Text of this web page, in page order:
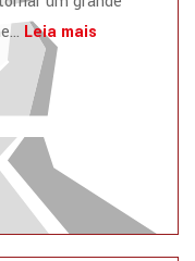
Leia mais